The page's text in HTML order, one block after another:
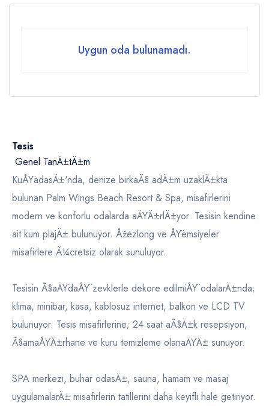
Uygun oda bulunamadı.
Tesis
Genel TanÄ±tÄ±m
KuÅŸadasÄ±'nda, denize birkaÃ§ adÄ±m uzaklÄ±kta
bulunan Palm Wings Beach Resort & Spa, misafirlerini
modern ve konforlu odalarda aÄŸÄ±rlÄ±yor. Tesisin kendine
ait kum plajÄ± bulunuyor. Åžezlong ve ÅŸemsiyeler
misafirlere Ã¼cretsiz olarak sunuluyor.
Tesisin Ã§aÄŸdaÅŸ zevklerle dekore edilmiÅŸ odalarÄ±nda;
klima, minibar, kasa, kablosuz internet, balkon ve LCD TV
bulunuyor. Tesis misafirlerine; 24 saat aÃ§Ä±k resepsiyon,
Ã§amaÅŸÄ±rhane ve kuru temizleme olanaÄŸÄ± sunuyor.
SPA merkezi, buhar odasÄ±, sauna, hamam ve masaj
uygulamalarÄ± misafirlerin tatillerini daha keyifli hale getiriyor.